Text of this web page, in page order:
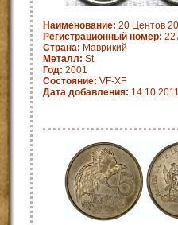
Наименование: 20 Центов
Регистрационный номер:
Страна: Маврикий
Металл: St.
Год: 2001
Состояние: VF-XF
Дата добавления: